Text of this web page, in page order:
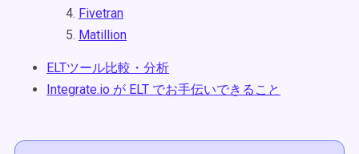
Fivetran
Matillion
ELTツール比較・分析
Integrate.io が ELT でお手伝いできること